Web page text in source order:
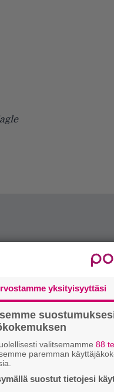
yksityisyyttäsi
valitsemamme 88
paremman
suostut tietojesi